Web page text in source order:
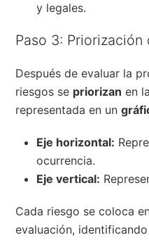
y legales.
Paso 3: Priorización
Después de evaluar la
riesgos se priorizan en
representada en un
Eje horizontal:
ocurrencia.
Eje vertical:
Cada riesgo se coloca
evaluación,